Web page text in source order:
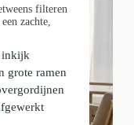
filteren
zachte,
inkijk
grote ramen